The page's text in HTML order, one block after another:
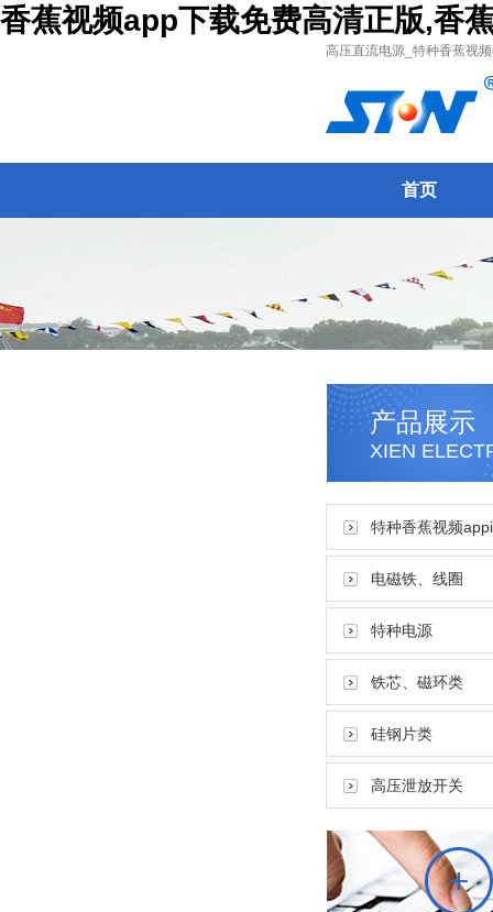
香蕉视频app下载免费高清正版,香
高压直流电源_特种香蕉视
首页
产品展示
XIEN
特种香蕉视频
电磁铁、线圈
特种电源
铁芯、磁环类
硅钢片类
高压泄放开关